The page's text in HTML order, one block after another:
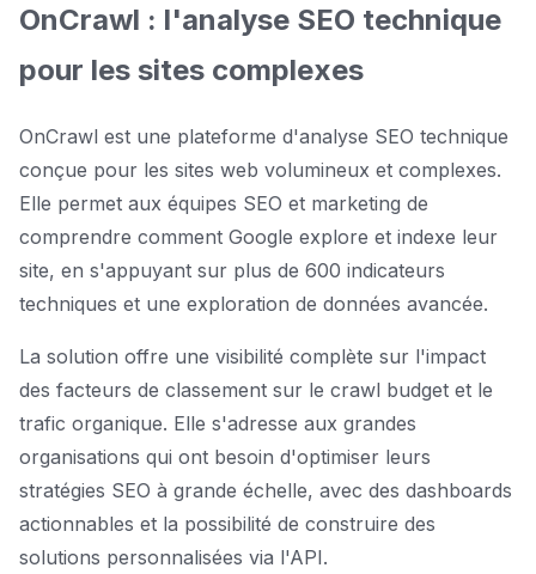
OnCrawl : l'analyse SEO technique
pour les sites complexes
OnCrawl est une plateforme d'analyse SEO technique
conçue pour les sites web volumineux et complexes.
Elle permet aux équipes SEO et marketing de
comprendre comment Google explore et indexe leur
site, en s'appuyant sur plus de 600 indicateurs
techniques et une exploration de données avancée.
La solution offre une visibilité complète sur l'impact
des facteurs de classement sur le crawl budget et le
trafic organique. Elle s'adresse aux grandes
organisations qui ont besoin d'optimiser leurs
stratégies SEO à grande échelle, avec des dashboards
actionnables et la possibilité de construire des
solutions personnalisées via l'API.